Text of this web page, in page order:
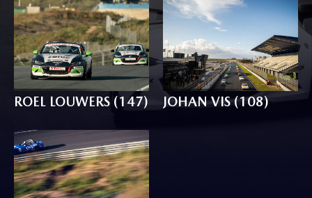
ROEL LOUWERS (147) JOHAN VIS (108)